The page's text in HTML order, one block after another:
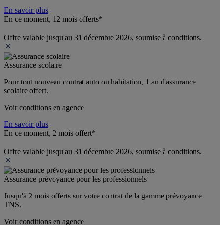
En savoir plus
En ce moment, 12 mois offerts*
Offre valable jusqu'au 31 décembre 2026, soumise à conditions.
Assurance scolaire
Pour tout nouveau contrat auto ou habitation, 1 an d'assurance
scolaire offert.
Voir conditions en agence
En savoir plus
En ce moment, 2 mois offert*
Offre valable jusqu'au 31 décembre 2026, soumise à conditions.
Assurance prévoyance pour les professionnels
Jusqu'à 2 mois offerts sur votre contrat de la gamme prévoyance
TNS.
Voir conditions en agence